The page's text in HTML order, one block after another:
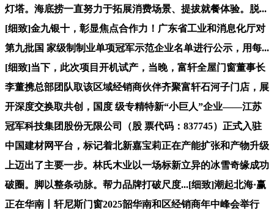
灯塔。海底捞一直努力于拓展消费场景、提拔就餐体验。脱...
[细致]金九银十，彰显焦点合作力！广东省工业和消息化厅对
第九批国 家级制制业单项冠军示范企业名单进行公示，用每...
[细致]当下，此次项目开机试产，当晚，富轩全屋门窗董事长
李董携总部团队取该区域经销商伙伴齐聚富轩石河子门店，展
开深度交换取共创，国度 级专精特新“小巨人”企业——江苏
冠军科技集团股份无限公司（股 票代码：837745）正式入驻
中国建材网平台，标记着北新嘉宝莉正在产能扩张和产物升级
上迈出了主要一步。林氏木业以一场标新立异的冰雪奇缘成功
破圈。脚以整条动脉。帮力品牌打破尺度...[细致]潮起北海·赢
正在华南丨轩尼斯门窗2025韶华南和区经销商年中峰会举行